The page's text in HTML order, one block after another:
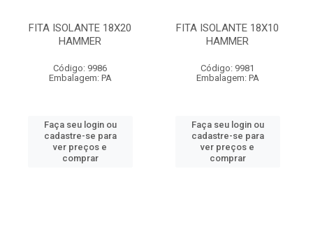
FITA ISOLANTE 18X20
HAMMER
Código: 9986
Embalagem: PA
Faça seu login ou
cadastre-se para
ver preços e
comprar
FITA ISOLANTE 18X10
HAMMER
Código: 9981
Embalagem: PA
Faça seu login ou
cadastre-se para
ver preços e
comprar